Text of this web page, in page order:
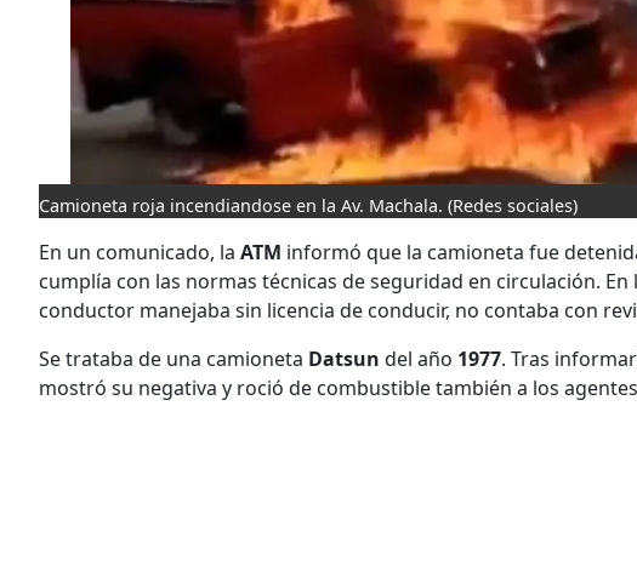
Camioneta roja incendiandose en la Av. Machala. (Redes sociales)
En un comunicado, la ATM informó que la camioneta fue
cumplía con las normas técnicas de seguridad en circulación.
conductor manejaba sin licencia de conducir, no contaba con
Se trataba de una camioneta Datsun del año 1977. Tras
mostró su negativa y roció de combustible también a los